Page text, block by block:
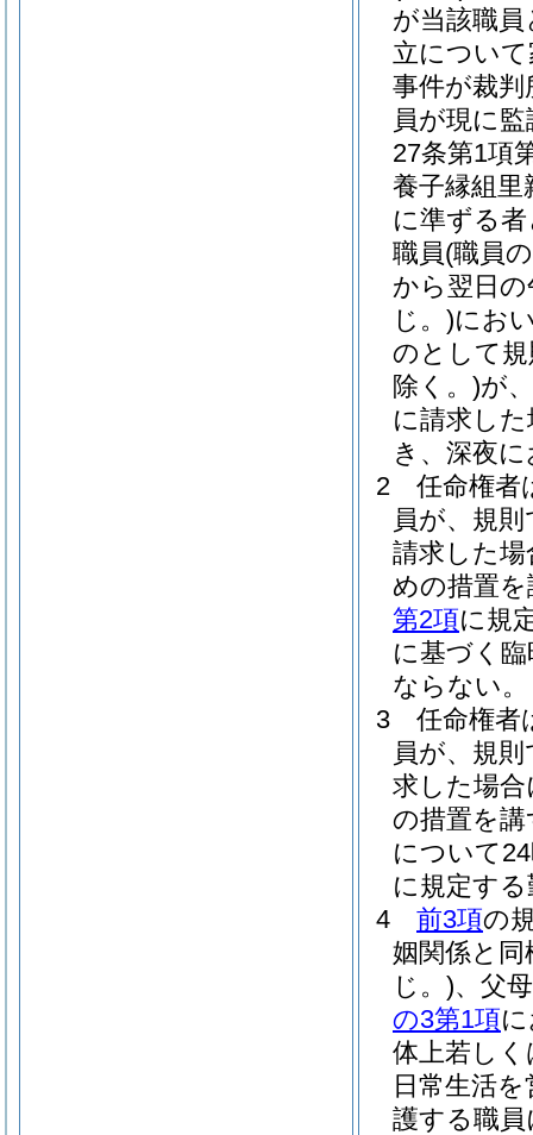
が当該職
立につい
事件が裁
員が現に
27条第1項
養子縁組
に準ずる
職員(職員
から翌日
じ。)にお
のとして
除く。)が
に請求し
き、深夜
2
任命権者
員が、規
請求した
めの措置
第2項に規
に基づく
ならない。
3
任命権者
員が、規
求した場
の措置を
について
に規定す
4
前3項の
姻関係と
じ。)、父
の3第1項
体上若し
日常生活
護する職